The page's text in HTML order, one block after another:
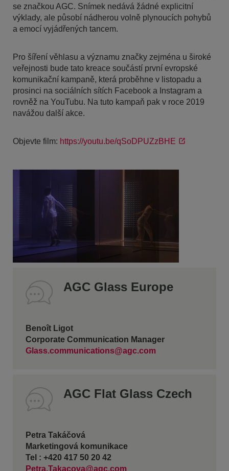
se značkou AGC. Snímek nedává žádné explicitní
výklady, ale působí nádherou volně plynoucích pohybů
a emocí vyjádřených tancem.
Pro šíření věhlasu a významu značky zejména u široké
veřejnosti bude tato kreace součástí první evropské
komunikační kampaně, která proběhne v listopadu a
prosinci na sociálních sítích Facebook a Instagram a
rovněž na YouTubu. Na tuto kampaň pak v roce 2019
navážou další akce.
Objevte film: https://youtu.be/qSoDPUZzBHE
AGC Glass Europe
Benoît Ligot
Corporate Communication Manager
Glass.communications@agc.com
AGC Flat Glass Czech
Petra Takáčová
Marketingová komunikace
Tel : +420 417 50 20 42
Petra.Takacova@agc.com